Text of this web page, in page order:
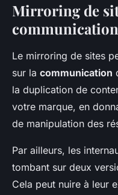
Mirroring de
Le mirroring de sites
sur la communication
la duplication de
votre marque, en
de manipulation des
Par ailleurs, les
tombant sur deux
Cela peut nuire à leur